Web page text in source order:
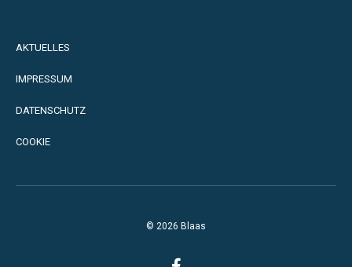
AKTUELLES
IMPRESSUM
DATENSCHUTZ
COOKIE
© 2026 Blaas